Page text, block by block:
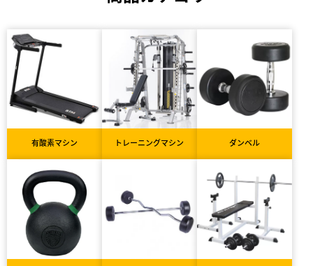
有酸素マシン トレーニングマシン ダンベル